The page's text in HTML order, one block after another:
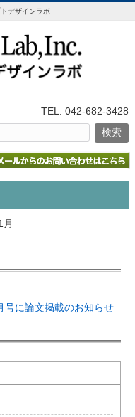
デザインラボ
TEL: 042-682-3428
月
号に論文掲載のお知らせ